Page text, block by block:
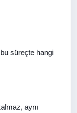
süreçte hangi
aynı